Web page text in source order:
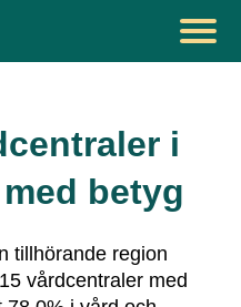
i
med betyg
tillhörande region
15vårdcentraler med